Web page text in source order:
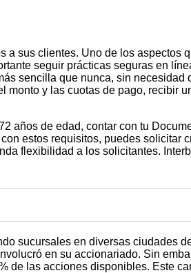
sus clientes. Uno de los aspectos
seguir prácticas seguras en
sencilla que nunca, sin necesidad
y las cuotas de pago, recibir
años de edad, contar con tu
estos requisitos, puedes solicitar
flexibilidad a los solicitantes.
sucursales en diversas ciudades
en su accionariado. Sin
de las acciones disponibles. Este